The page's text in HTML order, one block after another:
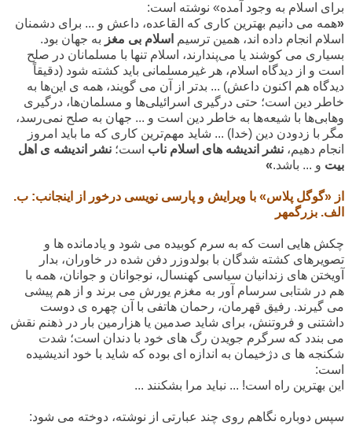
برای اسلام به وجود آمده» نوشته است:
«همه می دانیم بهترین کاری که القاعده، داعش و ... برای دشمنان
اسلام انجام داده اند، همین ترسیم اسلام بی مغز به جهان بود.
بسیاری می کوشند یا می‌پندارند، اسلام تنها با مسلمانان در صلح
است و از دیدگاه اسلام، هر غیرمسلمانی باید کشته شود (دقیقاً
دیدگاه هم اکنون داعش) ... بدتر از آن می گویند، همه ی این‌ها به
خاطر دین است؛ حتی درگیری اسرائیلی‌ها و مسلمان‌ها، درگیری
وهابی‌ها با شیعه‌ها به خاطر دین است و ... جهان به صلح نمی‌رسد،
مگر با زدودن دین (خدا) ... شاید مهم‌ترین کاری که ما باید امروز
انجام دهیم، نشر اندیشه های اسلام ناب است؛ نشر اندیشه ی اهل
بیت و ... باشد.
»
از «گوگل پلاس» با ویرایش و پارسی نویسی درخور از اینجانب: ب.
الف. بزرگمهر
چکش هایی است که به سرم کوبیده می شود و یادمانده ها و
تصویرهای کشته شدگان با بولدوزر دفن شده در خاوران، بدار
آویختن های زندانیان سیاسی کهنسال، نوجوانان و جوانان، همه با
هم در شتابی سرسام آور به مغزم یورش می برند و از هم پیشی
می گیرند. رفیق قهرمان، رحمان هاتفی با آن چهره ی دوست
داشتنی و فروتنش، برای شاید صدمین یا هزارمین بار در ذهنم نقش
می بندد که سرگرم جویدن رگ های خود با دندان است؛ شدت
شکنجه ها ی دژخیمان به اندازه ای بوده که شاید با خود اندیشیده
است:
این بهترین راه است! ... نباید مرا بشکنند ...
سپس دوباره نگاهم روی چند عبارتی از نوشته، دوخته می شود: